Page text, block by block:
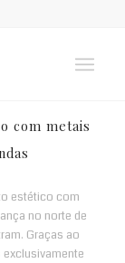
com metais
estético com
no norte de
Graças ao